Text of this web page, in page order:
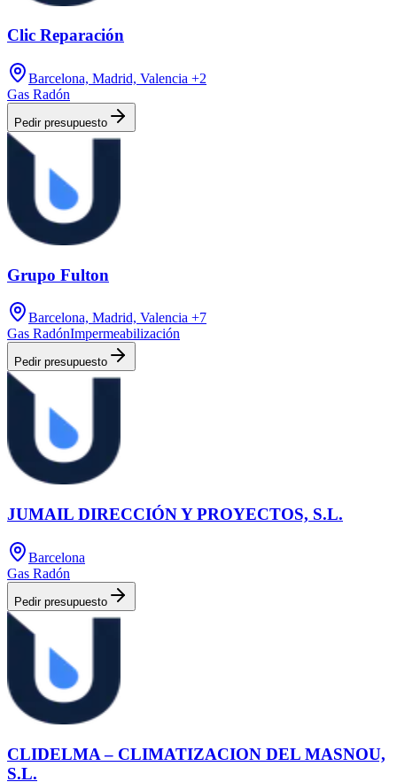
Clic Reparación
Barcelona, Madrid, Valencia +2
Gas Radón
Pedir presupuesto
Grupo Fulton
Barcelona, Madrid, Valencia +7
Gas RadónImpermeabilización
Pedir presupuesto
JUMAIL DIRECCIÓN Y PROYECTOS, S.L.
Barcelona
Gas Radón
Pedir presupuesto
CLIDELMA – CLIMATIZACION DEL MASNOU,
S.L.